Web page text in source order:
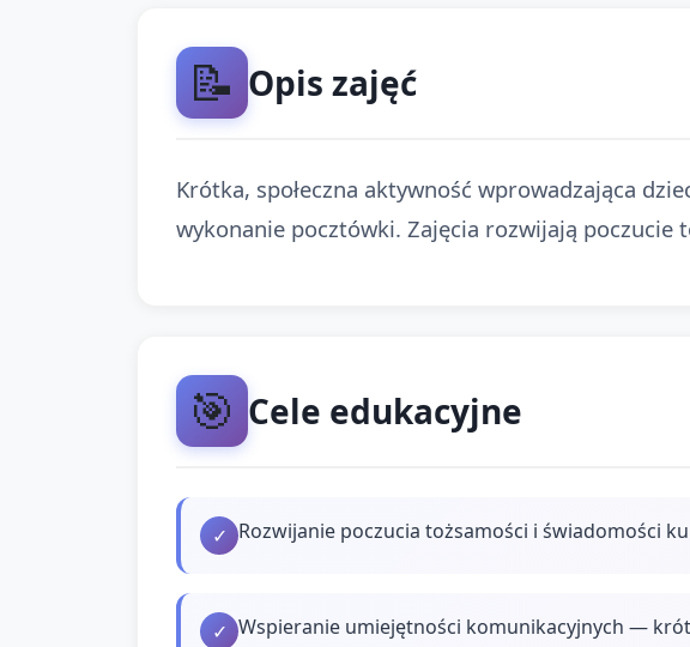
📝 Opis zajęć
Krótka, społeczna aktywność wprowadzająca
wykonanie pocztówki. Zajęcia rozwijają
🎯 Cele edukacyjne
✓ Rozwijanie poczucia tożsamości i świadomości
✓ Wspieranie umiejętności komunikacyjnych —